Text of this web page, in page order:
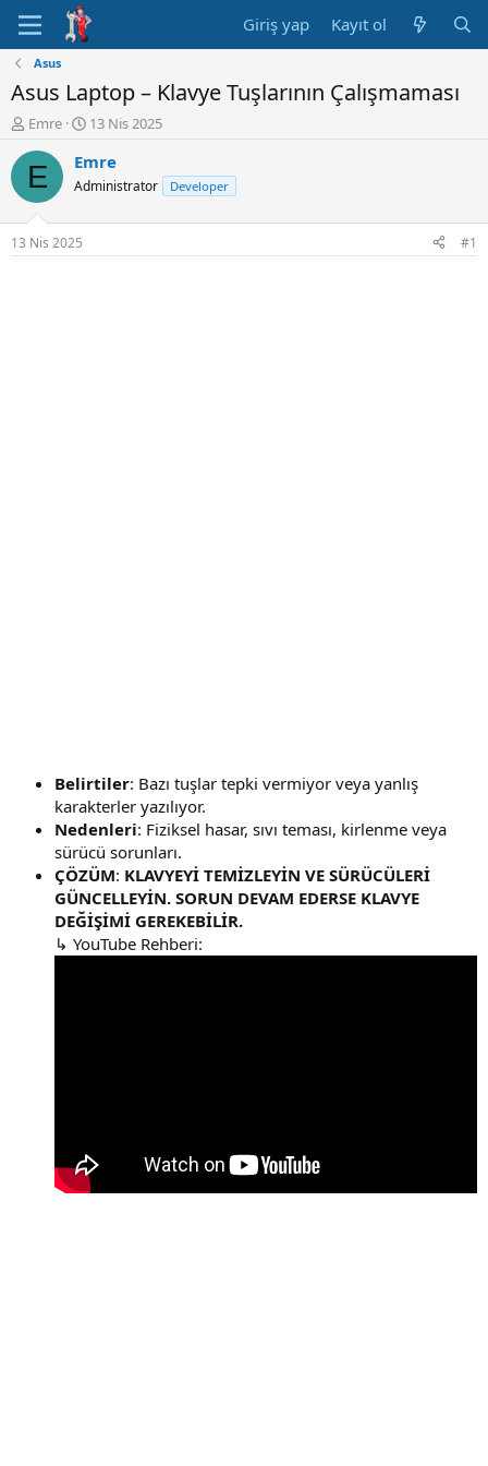
Giriş yap Kayıt ol
Asus
Asus Laptop – Klavye Tuşlarının Çalışmaması
K
n
u
y
u
B
a
Emre
B
ş
l
n
ı
13 Nis 2025
E Emre
Administrator Developer
13 Nis 2025 #1
Belirtiler: Bazı tuşlar tepki vermiyor veya yanlış
karakterler yazılıyor.
Nedenleri: Fiziksel hasar, sıvı teması, kirlenme veya
sürücü sorunları.
ÇÖZÜM: KLAVYEYİ TEMİZLEYİN VE SÜRÜCÜLERİ
GÜNCELLEYİN. SORUN DEVAM EDERSE KLAVYE
DEĞİŞİMİ GEREKEBİLİR.
↳ YouTube Rehberi: